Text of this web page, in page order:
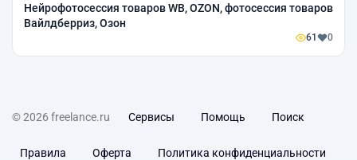
Нейрофотосессия товаров WB, OZON, фотосессия товаров
Вайлдберриз, Озон
61 0
© 2026 freelance.ru Сервисы Помощь Поиск
Правила Оферта Политика конфиденциальности